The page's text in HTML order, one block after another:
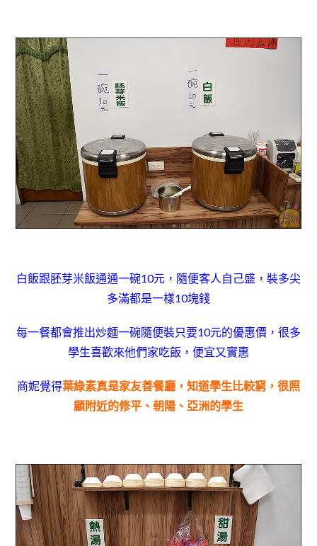
白飯跟胚芽米飯通通一碗10元，隨便客人自己盛，裝多尖
多滿都是一樣10塊錢
每一餐都會推出炒麵一碗隨便裝只要10元的優惠價， 很多
學生喜歡來他們家吃飯，便宜又實惠
商妮覺得葉綠素真是家友善餐廳，知道學生比較窮，很照
顧附近的修平、朝陽、亞洲的學生